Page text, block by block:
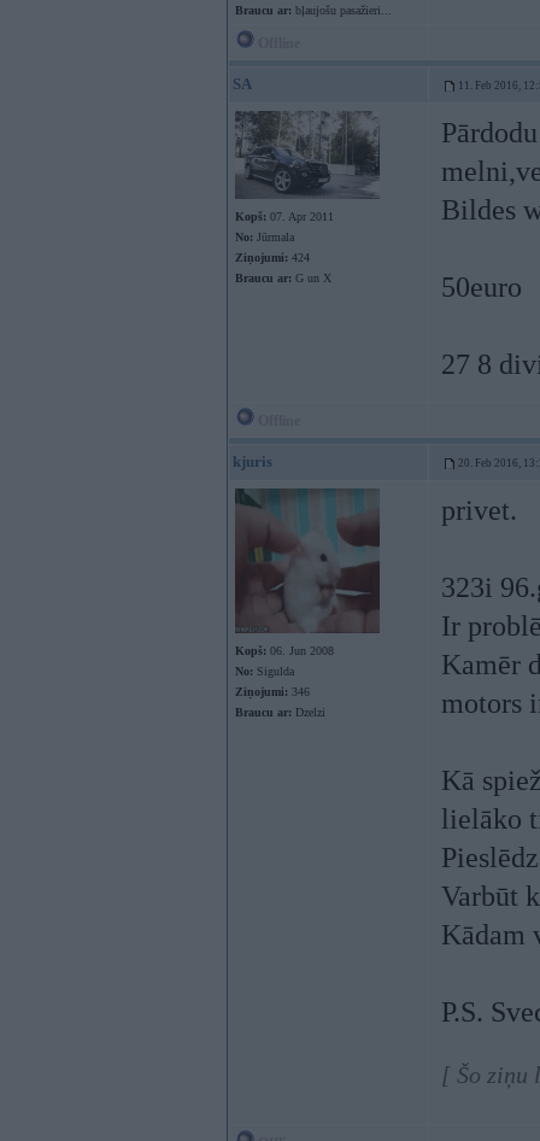
Braucu ar: bļaujošu pasažieri...
SA 11. Feb 2016,
Kopš: 07. Apr 2011
No: Jūrmala
Ziņojumi: 424
Braucu ar: G un X
Bildes
50euro
27 8
kjuris 20. Feb 2016,
Kopš: 06. Jun 2008
No: Sigulda
Ziņojumi: 346
Braucu ar: Dzelzi
privet.
323i
Ir
Kamēr
motors
Kā
lielāko
Varbūt
Kādam
P.S.
[ Šo ziņu